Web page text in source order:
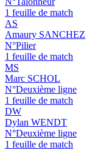
1 feuille de match
AS
Amaury SANCHEZ
N°Pilier
1 feuille de match
MS
Marc SCHOL
N°Deuxième ligne
1 feuille de match
DW
Dylan WENDT
N°Deuxième ligne
1 feuille de match